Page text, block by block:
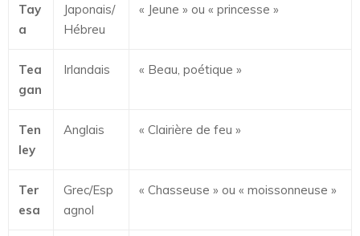
Tay
a
Japonais/
Hébreu
« Jeune » ou « princesse »
Tea
gan
Irlandais « Beau, poétique »
Ten
ley
Anglais « Clairière de feu »
Ter
esa
Grec/Esp
agnol
« Chasseuse » ou « moissonneuse »